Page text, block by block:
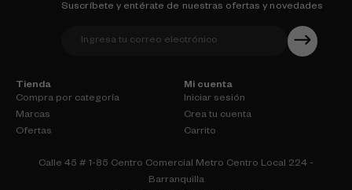
Suscríbete y entérate de nuestras ofertas y novedades
Tienda
Compra por categoría
Marcas
Ofertas
Mi cuenta
Iniciar sesión
Crea tu cuenta
Carrito
Calle 45 # 1-85 Centro Comercial Metro Centro Local 224 -
Barranquilla